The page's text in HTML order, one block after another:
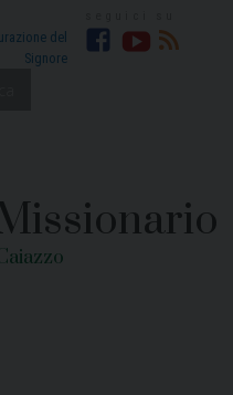
del
Signore